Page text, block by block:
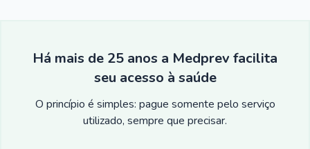
Há mais de 25 anos a Medprev facilita
seu acesso à saúde
O princípio é simples: pague somente pelo serviço
utilizado, sempre que precisar.